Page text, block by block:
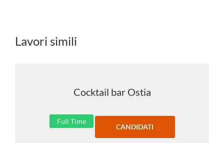
Lavori simili
Cocktail bar Ostia
Full Time
CANDIDATI